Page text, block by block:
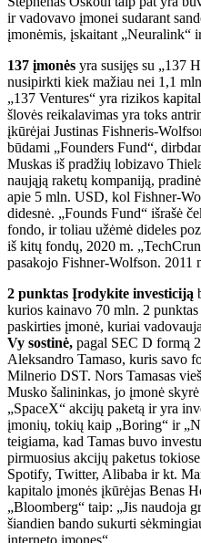
ir vadovavo įmonei sudarant
įmonėmis, įskaitant „Neuralink“
137 įmonės yra susijęs su „137
nusipirkti kiek mažiau nei 1,1
„137 Ventures“ yra rizikos
šlovės reikalavimas yra toks
įkūrėjai Justinas Fishneris-
būdami „Founders Fund“,
Muskas iš pradžių lobizavo
naująją raketų kompaniją,
apie 5 mln. USD, kol Fishner-
didesnė. „Founds Fund“ išrašė
fondo, ir toliau užėmė dideles
iš kitų fondų, 2020 m.
pasakojo Fishner-Wolfson. 2011
2 punktas Įrodykite investiciją
kurios kainavo 70 mln. 2
paskirties įmonė, kuriai
Vy sostinė, pagal SEC D formą
Aleksandro Tamaso, kuris savo
Milnerio DST. Nors Tamasas
Musko šalininkas, jo įmonė
„SpaceX“ akcijų paketą ir yra
įmonių, tokių kaip „Boring“ ir
teigiama, kad Tamas buvo
pirmuosius akcijų paketus
Spotify, Twitter, Alibaba ir kt.
kapitalo įmonės įkūrėjas Benas
„Bloomberg“ taip: „Jis naudoja
šiandien bando sukurti
interneto įmones“.